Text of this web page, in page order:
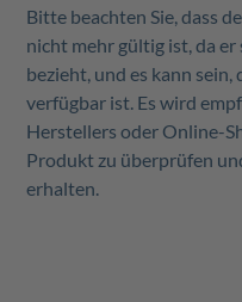
Bitte beachten Sie, dass
nicht mehr gültig ist, da
bezieht, und es kann
verfügbar ist. Es wird
Herstellers oder Online-
Produkt zu überprüfen
erhalten.